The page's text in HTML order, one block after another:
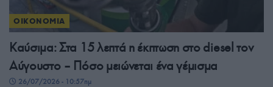
ΟΙΚΟΝΟΜΙΑ
Καύσιμα: Στα 15 λεπτά η έκπτωση στο diesel τον
Αύγουστο – Πόσο μειώνεται ένα γέμισμα
26/07/2026 - 10:57πμ